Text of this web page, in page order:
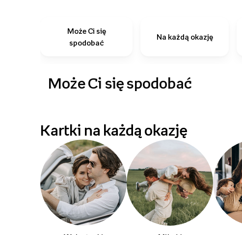
Może Ci się
spodobać
Na każdą okazję
Może Ci się spodobać
Kartki na każdą okazję